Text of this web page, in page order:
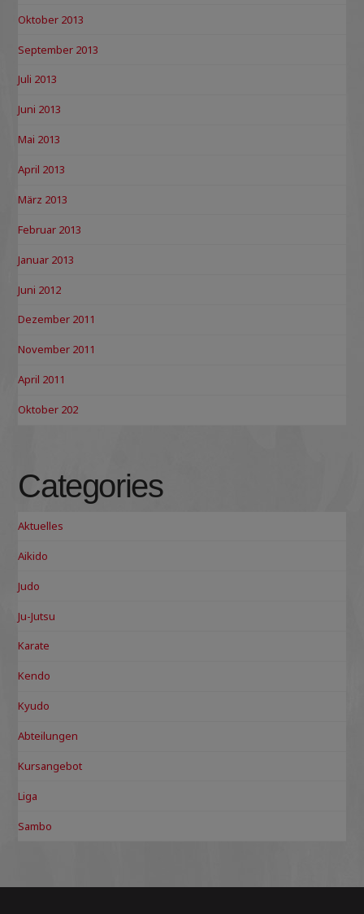
Oktober 2013
September 2013
Juli 2013
Juni 2013
Mai 2013
April 2013
März 2013
Februar 2013
Januar 2013
Juni 2012
Dezember 2011
November 2011
April 2011
Oktober 202
Categories
Aktuelles
Aikido
Judo
Ju-Jutsu
Karate
Kendo
Kyudo
Abteilungen
Kursangebot
Liga
Sambo